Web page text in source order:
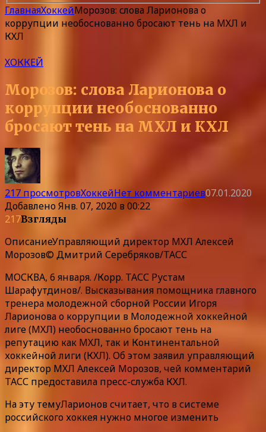
ГлавнаяХоккейМорозов: cлова Ларионова о
коррупции необоснованно бросают тень на МХЛ и
КХЛ
ХОККЕЙ
Морозов: cлова Ларионова о
коррупции необоснованно
бросают тень на МХЛ и КХЛ
217 просмотровХоккейНет комментариев07.01.2020
ДобавленоЯнв. 07, 2020 в 00:22
217Взгляды
ОписаниеУправляющий директор МХЛ Алексей
Морозов© Дмитрий Серебряков/ТАСС
МОСКВА, 6 января. /Корр. ТАСС Рустам
Шарафутдинов/. Высказывания помощника главного
тренера молодежной сборной России Игоря
Ларионова о коррупции в Молодежной хоккейной
лиге (МХЛ) необоснованно бросают тень на
репутацию как МХЛ, так и Континентальной
хоккейной лиги (КХЛ). Об этом заявил управляющий
директор МХЛ Алексей Морозов, чей комментарий
ТАСС предоставила пресс-служба КХЛ.
На эту темуЛарионов считает, что в системе
российского хоккея нужно многое изменить